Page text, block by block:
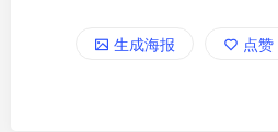
生成海报 点赞